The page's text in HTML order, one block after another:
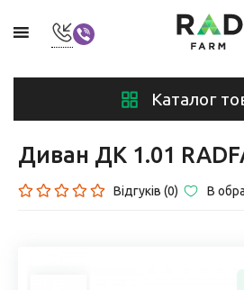
Каталог
Диван ДК 1.01
Відгуків (0) В